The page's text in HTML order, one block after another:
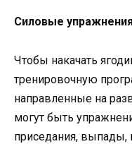
Силовые
Чтобы накачать
тренировочную
направленные на
могут быть
приседания, выпады,